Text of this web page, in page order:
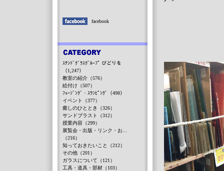
facebook
ｽﾃﾝﾄﾞｸﾞﾗｽｸﾞﾙｰﾌﾟ びどりを
（1,247）
教室の紹介（576）
絵付け（507）
ﾌｭｰｼﾞﾝｸﾞ・ｽﾗﾝﾋﾟﾝｸﾞ（498）
イベント（377）
癒しのひととき（326）
サンドブラスト（312）
授業内容（299）
展覧会・出版・リンク・お...
（216）
知っておきたいこと（212）
その他（201）
ガラスについて（121）
工具・道具・部材（103）